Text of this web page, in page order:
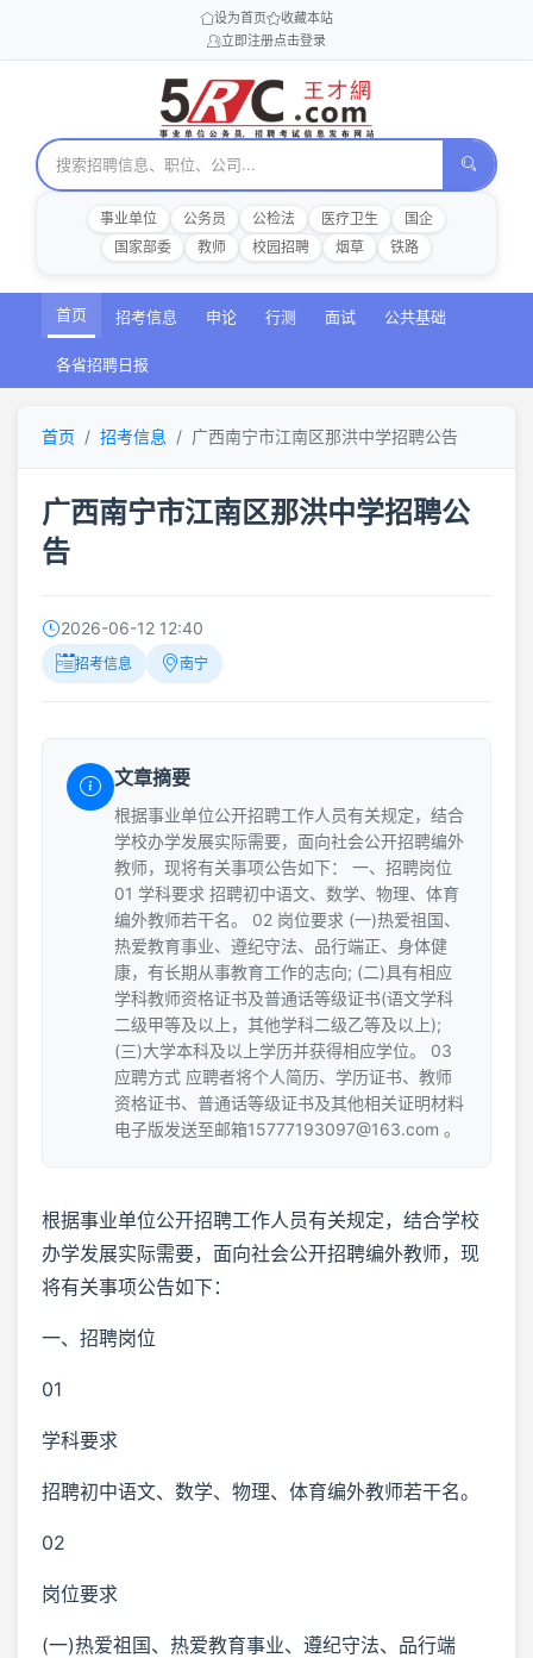
设为首页
收藏本站
立即注册点击登录
事业单位 公务员 公检法 医疗卫生
国企
国家部委
教师 校园招聘 烟草 铁路
首页 招考信息 申论 行测 面试 公共基础
各省招聘日报
首页 招考信息 广西南宁市江南区那洪中学招聘公告
广西南宁市江南区那洪中学招聘公
告
2026-06-12 12:40
招考信息 南宁
文章摘要
根据事业单位公开招聘工作人员有关规定，结合
学校办学发展实际需要，面向社会公开招聘编外
教师，现将有关事项公告如下： 一、招聘岗位
01 学科要求 招聘初中语文、数学、物理、体育
编外教师若干名。 02 岗位要求 (一)热爱祖国、
热爱教育事业、遵纪守法、品行端正、身体健
康，有长期从事教育工作的志向; (二)具有相应
学科教师资格证书及普通话等级证书(语文学科
二级甲等及以上，其他学科二级乙等及以上);
(三)大学本科及以上学历并获得相应学位。 03
应聘方式 应聘者将个人简历、学历证书、教师
资格证书、普通话等级证书及其他相关证明材料
电子版发送至邮箱15777193097@163.com 。
根据事业单位公开招聘工作人员有关规定，结合学校
办学发展实际需要，面向社会公开招聘编外教师，现
将有关事项公告如下：
一、招聘岗位
01
学科要求
招聘初中语文、数学、物理、体育编外教师若干名。
02
岗位要求
(一)热爱祖国、热爱教育事业、遵纪守法、品行端